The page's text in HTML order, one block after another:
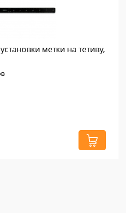
метки на тетиву,